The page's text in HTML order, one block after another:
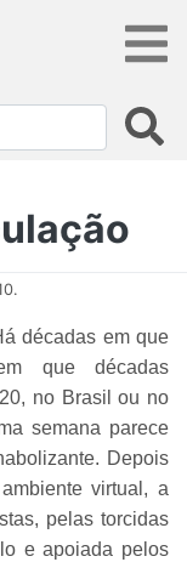
décadas em que
que décadas
no Brasil ou no
semana parece
Depois
virtual, a
pelas torcidas
e apoiada pelos